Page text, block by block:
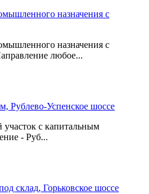
назначения с
назначения с
любое...
Рублево-Успенское шоссе
с капитальным
- Руб...
склад, Горьковское шоссе